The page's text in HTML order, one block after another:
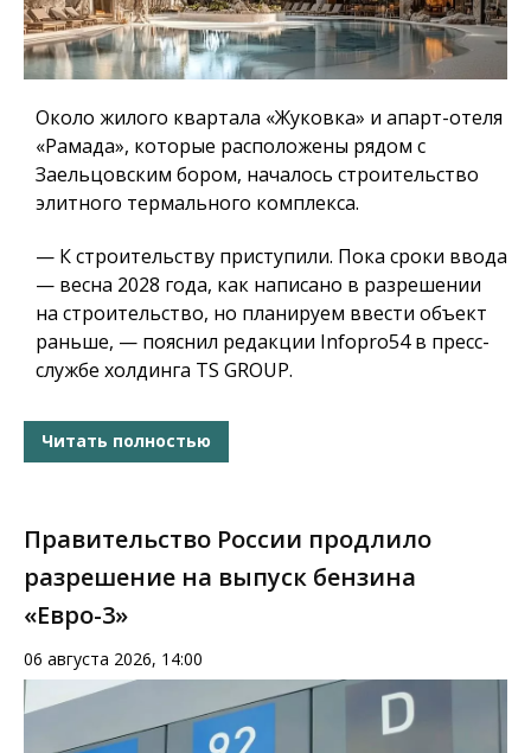
Около жилого квартала «Жуковка» и апарт-отеля
«Рамада», которые расположены рядом с
Заельцовским бором, началось строительство
элитного термального комплекса.
— К строительству приступили. Пока сроки ввода
— весна 2028 года, как написано в разрешении
на строительство, но планируем ввести объект
раньше, — пояснил редакции Infopro54 в пресс-
службе холдинга TS GROUP.
Читать полностью
Правительство России продлило
разрешение на выпуск бензина
«Евро-3»
06 августа 2026, 14:00